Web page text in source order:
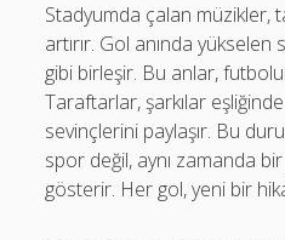
Stadyumda çalan müzikler,
artırır. Gol anında
gibi birleşir. Bu anlar,
Taraftarlar, şarkılar
sevinçlerini paylaşır. Bu
spor değil, aynı zamanda
gösterir. Her gol, yeni bir